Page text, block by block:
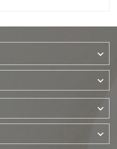



